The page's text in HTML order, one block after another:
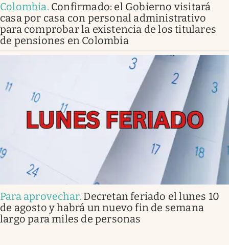
Colombia. Confirmado: el Gobierno visitará
casa por casa con personal administrativo
para comprobar la existencia de los titulares
de pensiones en Colombia
Para aprovechar. Decretan feriado el lunes 10
de agosto y habrá un nuevo fin de semana
largo para miles de personas